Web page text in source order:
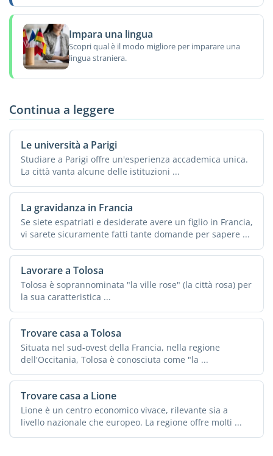
Impara una lingua
Scopri qual è il modo migliore per imparare una
lingua straniera.
Continua a leggere
Le università a Parigi
Studiare a Parigi offre un'esperienza accademica unica.
La città vanta alcune delle istituzioni ...
La gravidanza in Francia
Se siete espatriati e desiderate avere un figlio in Francia,
vi sarete sicuramente fatti tante domande per sapere ...
Lavorare a Tolosa
Tolosa è soprannominata "la ville rose" (la città rosa) per
la sua caratteristica ...
Trovare casa a Tolosa
Situata nel sud-ovest della Francia, nella regione
dell'Occitania, Tolosa è conosciuta come "la ...
Trovare casa a Lione
Lione è un centro economico vivace, rilevante sia a
livello nazionale che europeo. La regione offre molti ...